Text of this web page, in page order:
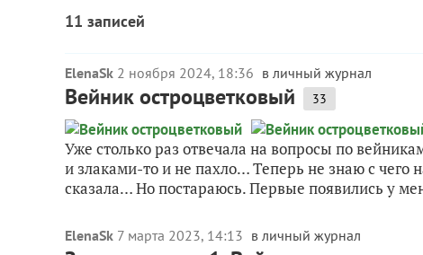
11 записей
ElenaSk 2 ноября 2024, 18:36 в личный журнал
Вейник остроцветковый 33
Уже столько раз отвечала на вопросы по
и злаками-то и не пахло… Теперь не знаю с чего
сказала… Но постараюсь. Первые появились у
ElenaSk 7 марта 2023, 14:13 в личный журнал